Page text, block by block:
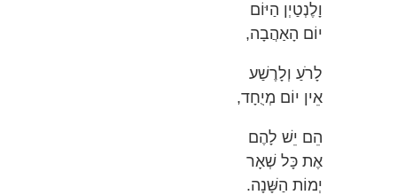
וָלֶנְטַיְן הַיּוֹם
יוֹם הָאַהֲבָה,
לָרֹעַ וְלָרֶשַׁע
אֵין יוֹם מְיֻחָד,
הֵם יֵשׁ לָהֶם
אֶת כָּל שְׁאָר
יְמוֹת הַשָּׁנָה.